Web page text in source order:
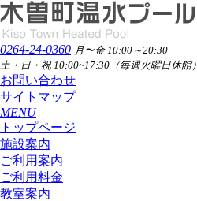
0264-24-0360 月〜金 10:00～20:30
土・日・祝 10:00~17:30（毎週火曜日休館）
お問い合わせ
サイトマップ
MENU
トップページ
施設案内
ご利用案内
ご利用料金
教室案内